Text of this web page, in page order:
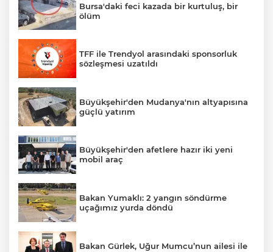
Bursa'daki feci kazada bir kurtuluş, bir
ölüm
TFF ile Trendyol arasındaki sponsorluk
sözleşmesi uzatıldı
Büyükşehir'den Mudanya'nın altyapısına
güçlü yatırım
Büyükşehir'den afetlere hazır iki yeni
mobil araç
Bakan Yumaklı: 2 yangın söndürme
uçağımız yurda döndü
Bakan Gürlek, Uğur Mumcu’nun ailesi ile